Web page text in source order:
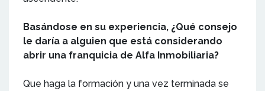
Basándose en su experiencia, ¿Qué consejo
le daría a alguien que está considerando
abrir una franquicia de Alfa Inmobiliaria?
Que haga la formación y una vez terminada se